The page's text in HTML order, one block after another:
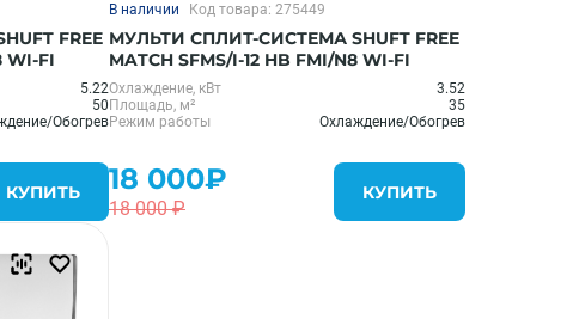
FREE
WI-FI
5.22
50
Обогрев
КУПИТЬ
В наличии Код товара: 275449
МУЛЬТИ СПЛИТ-СИСТЕМА SHUFT FREE
MATCH SFMS/I-12 HB FMI/N8 WI-FI
Охлаждение, кВт
3.52
Площадь, м²
35
Режим работы
Охлаждение/Обогрев
18 000₽
18 000 ₽
КУПИТЬ